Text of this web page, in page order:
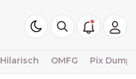
Hilarisch OMFG Pix Dump